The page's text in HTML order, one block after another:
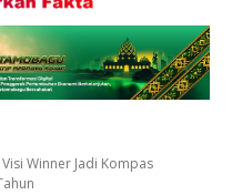
Visi Winner Jadi Kompas